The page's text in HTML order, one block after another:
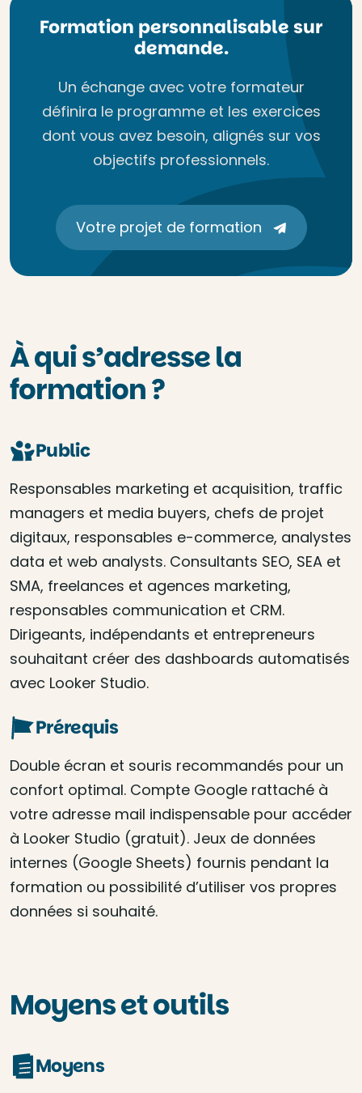
Formation personnalisable sur
demande.
Un échange avec votre formateur
définira le programme et les exercices
dont vous avez besoin, alignés sur vos
objectifs professionnels.
Votre projet de formation
À qui s’adresse la
formation ?
Public
Responsables marketing et acquisition, traffic
managers et media buyers, chefs de projet
digitaux, responsables e-commerce, analystes
data et web analysts. Consultants SEO, SEA et
SMA, freelances et agences marketing,
responsables communication et CRM.
Dirigeants, indépendants et entrepreneurs
souhaitant créer des dashboards automatisés
avec Looker Studio.
Prérequis
Double écran et souris recommandés pour un
confort optimal. Compte Google rattaché à
votre adresse mail indispensable pour accéder
à Looker Studio (gratuit). Jeux de données
internes (Google Sheets) fournis pendant la
formation ou possibilité d’utiliser vos propres
données si souhaité.
Moyens et outils
Moyens